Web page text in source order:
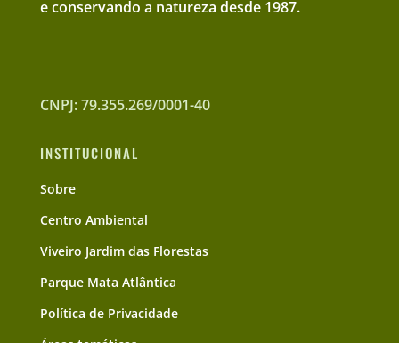
e conservando a natureza desde 1987.
CNPJ: 79.355.269/0001-40
INSTITUCIONAL
Sobre
Centro Ambiental
Viveiro Jardim das Florestas
Parque Mata Atlântica
Política de Privacidade